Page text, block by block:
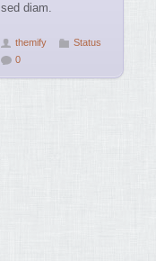
sed diam.
themify
Status
0